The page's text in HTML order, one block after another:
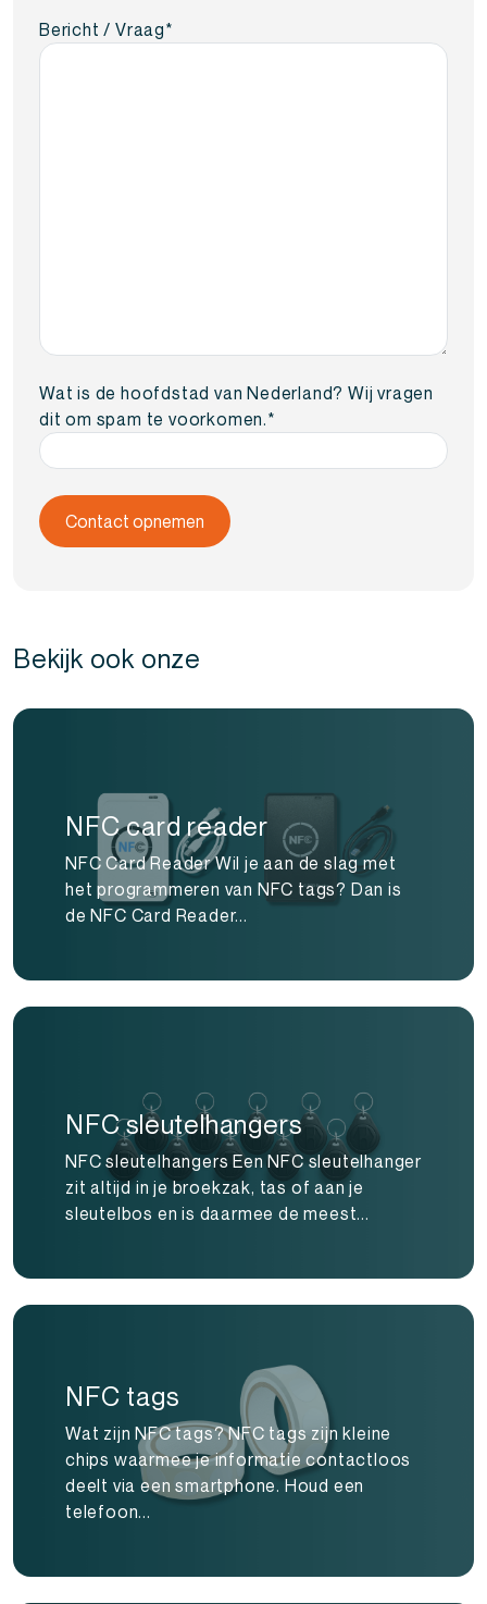
Bericht / Vraag*
Wat is de hoofdstad van Nederland? Wij vragen
dit om spam te voorkomen.*
Bekijk ook onze
NFC card reader
NFC Card Reader Wil je aan de slag met
het programmeren van NFC tags? Dan is
de NFC Card Reader...
NFC sleutelhangers
NFC sleutelhangers Een NFC sleutelhanger
zit altijd in je broekzak, tas of aan je
sleutelbos en is daarmee de meest...
NFC tags
Wat zijn NFC tags? NFC tags zijn kleine
chips waarmee je informatie contactloos
deelt via een smartphone. Houd een
telefoon...